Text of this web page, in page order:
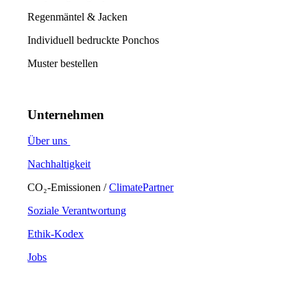
Regenmäntel & Jacken
Individuell bedruckte Ponchos
Muster bestellen
Unternehmen
Über uns
Nachhaltigkeit
CO₂-Emissionen /ClimatePartner
Soziale Verantwortung
Ethik-Kodex
Jobs